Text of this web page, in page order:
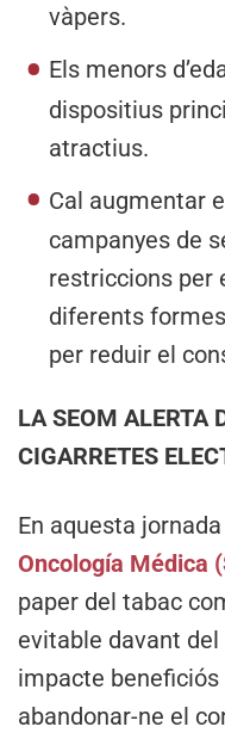
vàpers.
Els menors
dispositius
atractius.
Cal augmentar
campanyes de
restriccions per
diferents
per reduir el
LA SEOM ALERTA
CIGARRETES
En aquesta
Oncología Médica
paper del tabac
evitable davant
impacte
abandonar-ne el